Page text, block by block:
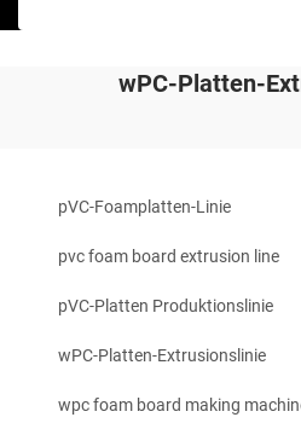
wPC-Platten-
pVC-Foamplatten-Linie
pvc foam board extrusion line
pVC-Platten Produktionslinie
wPC-Platten-Extrusionslinie
wpc foam board making